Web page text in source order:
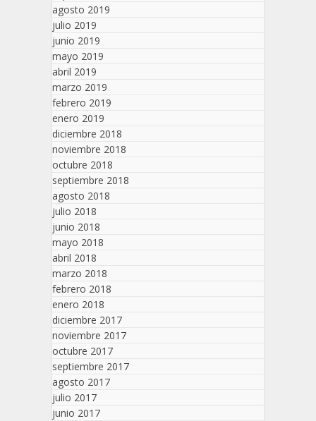
agosto 2019
julio 2019
junio 2019
mayo 2019
abril 2019
marzo 2019
febrero 2019
enero 2019
diciembre 2018
noviembre 2018
octubre 2018
septiembre 2018
agosto 2018
julio 2018
junio 2018
mayo 2018
abril 2018
marzo 2018
febrero 2018
enero 2018
diciembre 2017
noviembre 2017
octubre 2017
septiembre 2017
agosto 2017
julio 2017
junio 2017